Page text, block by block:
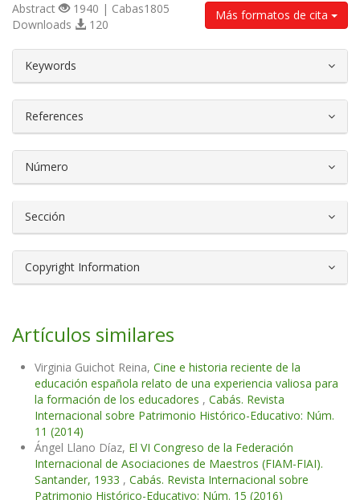
Más formatos de cita
Abstract
1940 | Cabas1805
Downloads
120
Keywords
References
Número
Sección
Copyright Information
Artículos similares
Virginia Guichot Reina, Cine e historia reciente de la
educación española relato de una experiencia valiosa para
la formación de los educadores , Cabás. Revista
Internacional sobre Patrimonio Histórico-Educativo: Núm.
11 (2014)
Ángel Llano Díaz, El VI Congreso de la Federación
Internacional de Asociaciones de Maestros (FIAM-FIAI).
Santander, 1933 , Cabás. Revista Internacional sobre
Patrimonio Histórico-Educativo: Núm. 15 (2016)